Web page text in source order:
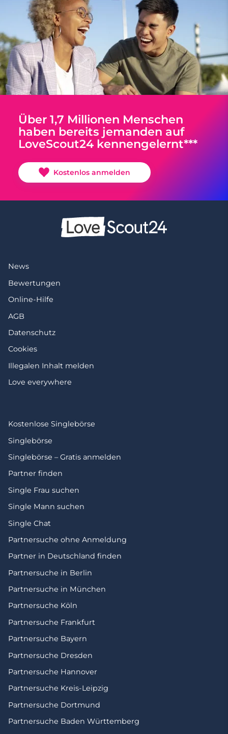
Über 1,7 Millionen Menschen
haben bereits jemanden auf
LoveScout24 kennengelernt***
Kostenlos anmelden
News
Bewertungen
Online-Hilfe
AGB
Datenschutz
Cookies
Illegalen Inhalt melden
Love everywhere
Kostenlose Singlebörse
Singlebörse
Singlebörse – Gratis anmelden
Partner finden
Single Frau suchen
Single Mann suchen
Single Chat
Partnersuche ohne Anmeldung
Partner in Deutschland finden
Partnersuche in Berlin
Partnersuche in München
Partnersuche Köln
Partnersuche Frankfurt
Partnersuche Bayern
Partnersuche Dresden
Partnersuche Hannover
Partnersuche Kreis-Leipzig
Partnersuche Dortmund
Partnersuche Baden Württemberg